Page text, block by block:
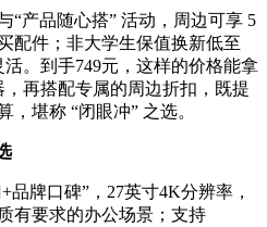
“产品随心搭” 活动，周边可享 5
配件；非大学生保值换新低至
。到手749元，这样的价格能拿
再搭配专属的周边折扣，既提
堪称 “闭眼冲” 之选。
品牌口碑”，27英寸4K分辨率，
有要求的办公场景；支持